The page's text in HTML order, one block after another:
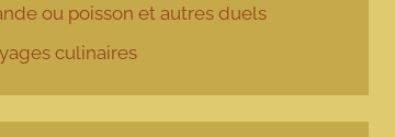
ou poisson et autres duels
culinaires